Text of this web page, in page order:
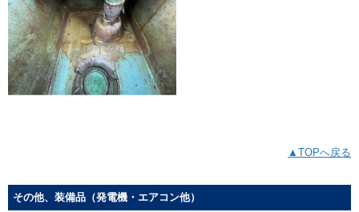
▲TOPへ戻る
その他、装備品（発電機・エアコン他）